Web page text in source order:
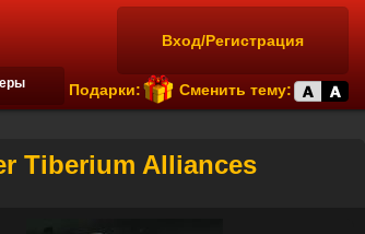
Вход/Регистрация
Подарки: Сменить тему:
Tiberium Alliances